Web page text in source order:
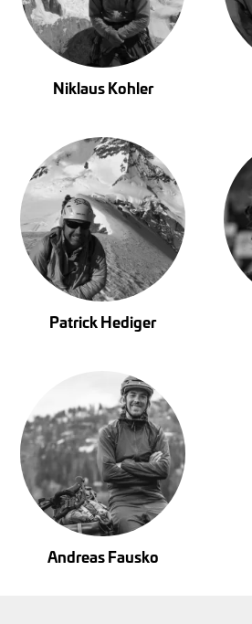
Niklaus Kohler
Patrick Hediger
Andreas Fausko